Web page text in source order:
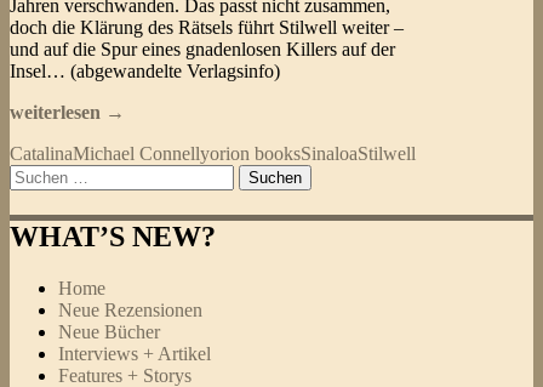
Jahren verschwanden. Das passt nicht zusammen,
doch die Klärung des Rätsels führt Stilwell weiter –
und auf die Spur eines gnadenlosen Killers auf der
Insel… (abgewandelte Verlagsinfo)
Michael
–
Ironwood
Stilwell
Thriller
weiterlesen →
CatalinaMichael Connellyorion booksSinaloaStilwell
Suchen
nach:
WHAT’S NEW?
Home
Neue Rezensionen
Neue Bücher
Interviews + Artikel
Features + Storys